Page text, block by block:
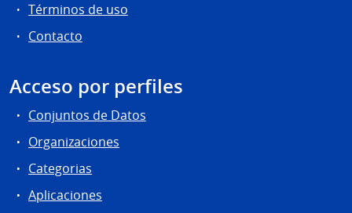
Términos de uso
Contacto
Acceso por perfiles
Conjuntos de Datos
Organizaciones
Categorias
Aplicaciones